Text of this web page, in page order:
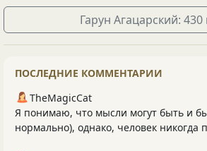
Гарун Агацарский: 430
ПОСЛЕДНИЕ КОММЕНТАРИИ
TheMagicCat
Я понимаю, что мысли могут быть и
нормально), однако, человек никогда